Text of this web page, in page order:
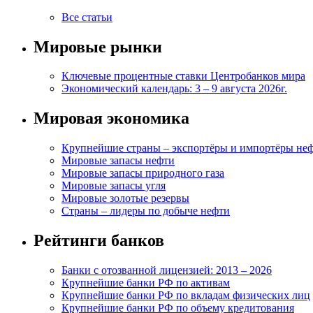
Все статьи
Мировые рынки
Ключевые процентные ставки Центробанков мира
Экономический календарь: 3 – 9 августа 2026г.
Мировая экономика
Крупнейшие страны – экспортёры и импортёры
Мировые запасы нефти
Мировые запасы природного газа
Мировые запасы угля
Мировые золотые резервы
Страны – лидеры по добыче нефти
Рейтинги банков
Банки с отозванной лицензией: 2013 – 2026
Крупнейшие банки РФ по активам
Крупнейшие банки РФ по вкладам физических лиц
Крупнейшие банки РФ по объему кредитования